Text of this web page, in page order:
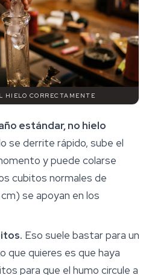
HIELO CORRECTAMENTE
estándar, no hielo
se derrite rápido, sube el
y puede colarse
cubitos normales de
se apoyan en los
Eso suele bastar para un
que quieres es que haya
para que el humo circule a